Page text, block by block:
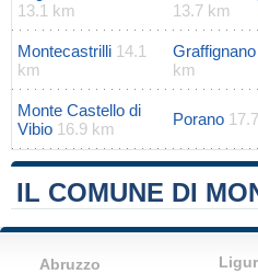
13.1 km
13.7 km
Montecastrilli 14.1
km
Graffignano
km
Monte Castello di
Vibio 16.9 km
Porano
IL COMUNE DI
Abruzzo